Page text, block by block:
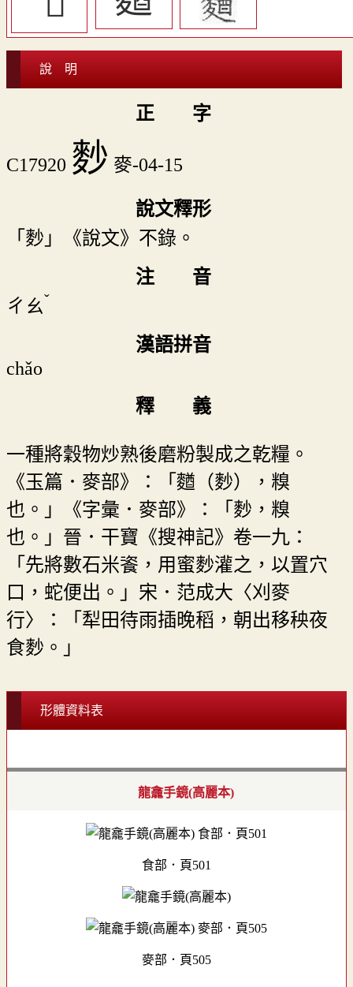
說 明
正 字
C17920 麨 麥-04-15
說文釋形
「麨」《說文》不錄。
注 音
ㄔㄠˇ
漢語拼音
chǎo
釋 義
一種將穀物炒熟後磨粉製成之乾糧。
《玉篇．麥部》：「𪍑（麨），糗
也。」《字彙．麥部》：「麨，糗
也。」晉．干寶《搜神記》卷一九：
「先將數石米餈，用蜜麨灌之，以置穴
口，蛇便出。」宋．范成大〈刈麥
行〉：「犁田待雨插晚稻，朝出移秧夜
食麨。」
形體資料表
龍龕手鏡(高麗本)
食部．頁501
麥部．頁505